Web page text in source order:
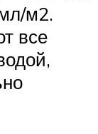
м2.
все